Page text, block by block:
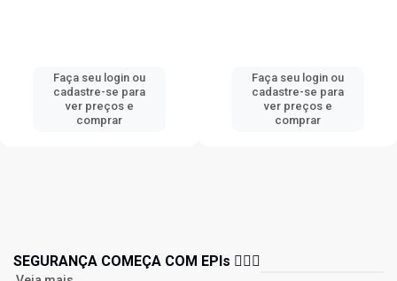
Faça seu login ou
cadastre-se para
ver preços e
comprar
Faça seu login ou
cadastre-se para
ver preços e
comprar
SEGURANÇA COMEÇA COM EPIs 👷🏻‍♂️